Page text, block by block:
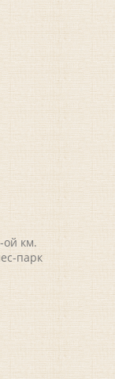
ой км.
парк